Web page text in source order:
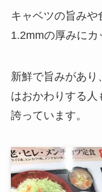
キャベツの旨みや
1.2mmの厚みにカ
新鮮で旨みがあり
はおかわりする人
誇っています。